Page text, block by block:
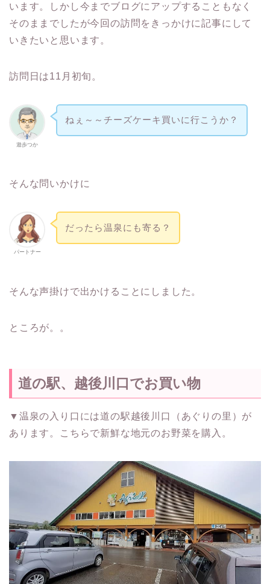
います。しかし今までブログにアップすることもなく
そのままでしたが今回の訪問をきっかけに記事にして
いきたいと思います。
訪問日は11月初旬。
遊歩つか
ねぇ～～チーズケーキ買いに行こうか？
そんな問いかけに
パートナー
だったら温泉にも寄る？
そんな声掛けで出かけることにしました。
ところが。。
道の駅、越後川口でお買い物
▼温泉の入り口には道の駅越後川口（あぐりの里）が
あります。こちらで新鮮な地元のお野菜を購入。